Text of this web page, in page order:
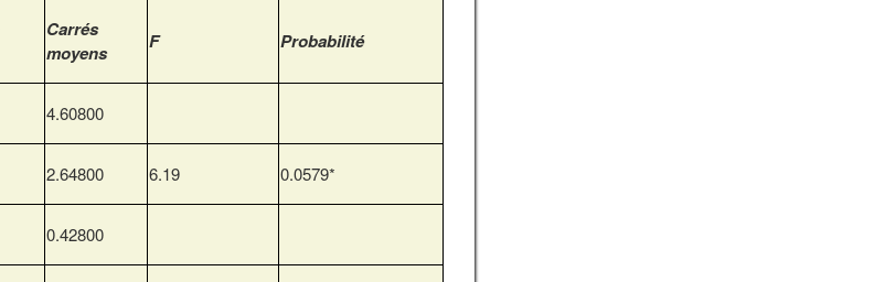
Carrés
moyens
F Probabilité
4.60800
2.64800 6.19 0.0579*
0.42800